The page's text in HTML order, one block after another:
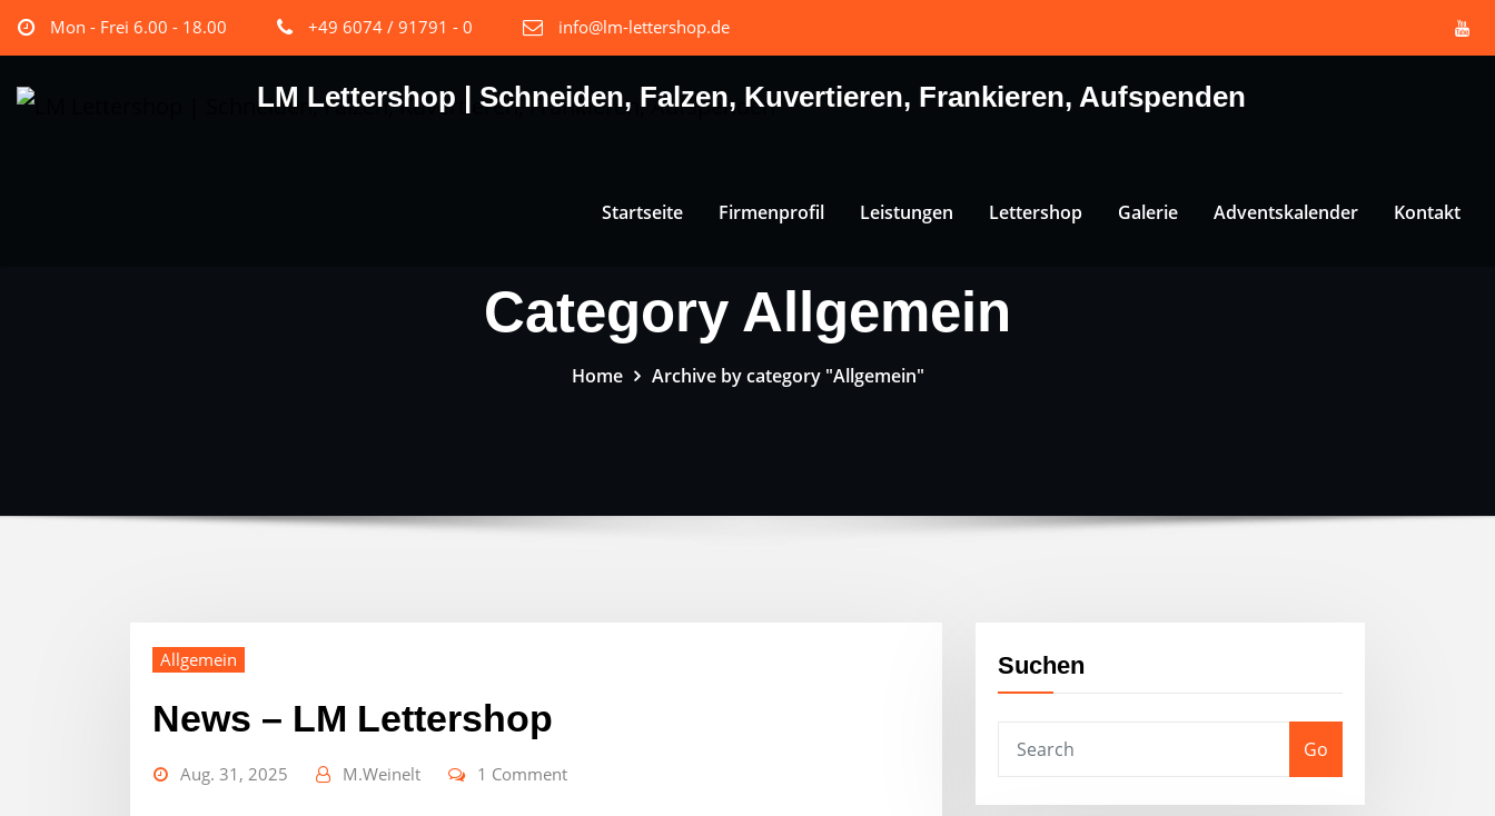
Mon - Frei 6.00 - 18.00 +49 6074 / 91791 - 0 info@lm-lettershop.de
LM Lettershop | Schneiden, Falzen, Kuvertieren, Frankieren, Aufspenden
Startseite Firmenprofil Leistungen Lettershop Galerie Adventskalender Kontakt
Category Allgemein
Home Archive by category "Allgemein"
Allgemein
News – LM Lettershop
Aug. 31, 2025 M.Weinelt 1 Comment
Suchen
Go